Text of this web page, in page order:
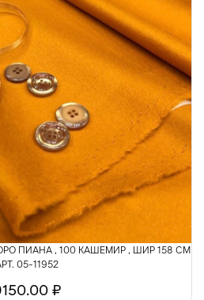
ПИАНА , 100 КАШЕМИР , ШИР 158 СМ
05-11952
₽